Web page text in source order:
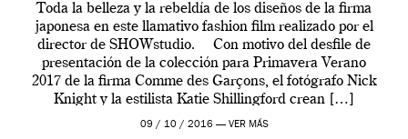
Toda la belleza y la rebeldía de los diseños de la firma
japonesa en este llamativo fashion film realizado por el
director de SHOWstudio. Con motivo del desfile de
presentación de la colección para Primavera Verano
2017 de la firma Comme des Garçons, el fotógrafo Nick
Knight y la estilista Katie Shillingford crean […]
09 / 10 / 2016 — VER MÁS